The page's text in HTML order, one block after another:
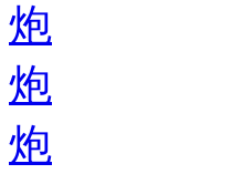
炮
炮
炮